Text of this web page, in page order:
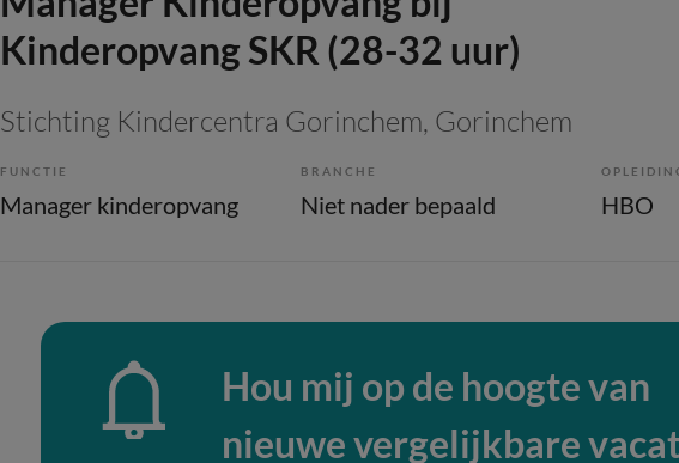
Kinderopvang SKR (28-32 uur)
Stichting Kindercentra Gorinchem, Gorinchem
FUNCTIE
Manager kinderopvang
BRANCHE
Niet nader bepaald HBO
Hou mij op de hoogte van
nieuwe vergelijkbare